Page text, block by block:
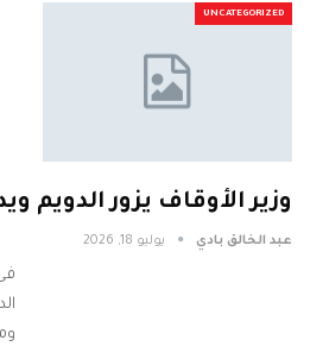
UNCATEGORIZED
وزير الأوقاف يزور الدويم
عبد الخالق بادي يوليو 18, 2026